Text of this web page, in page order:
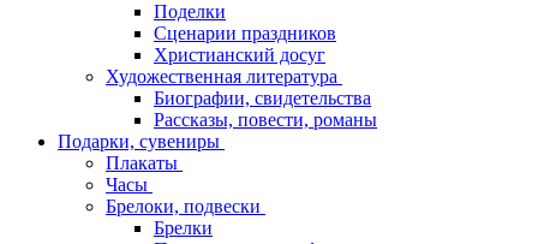
Поделки
Сценарии праздников
Христианский досуг
Художественная литература
Биографии, свидетельства
Рассказы, повести, романы
Подарки, сувениры
Плакаты
Часы
Брелоки, подвески
Брелки